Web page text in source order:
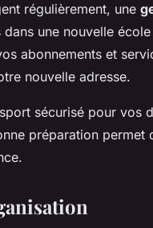
régulièrement, une
dans une nouvelle
abonnements et
nouvelle adresse.
sécurisé pour vos
préparation permet